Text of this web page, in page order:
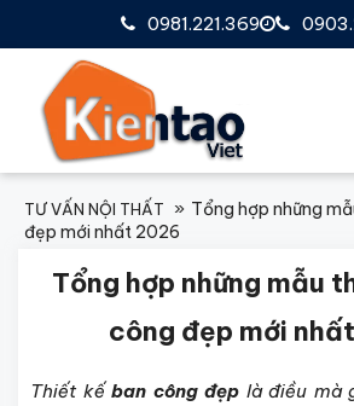
0981.221.369
TƯ VẤN NỘI THẤT
Tổng hợp những
đẹp mới nhất 2026
Tổng hợp những mẫu
công đẹp mới
Thiết kếban công đẹp là điều mà